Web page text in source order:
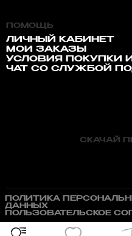
ПОМОЩЬ
ЛИЧНЫЙ КАБИНЕТ
МОИ ЗАКАЗЫ
УСЛОВИЯ ПОКУПКИ
ЧАТ СО СЛУЖБОЙ
СКАЧАЙ
ПОЛИТИКА
ДАННЫХ
ПОЛЬЗОВАТЕЛЬСКОЕ